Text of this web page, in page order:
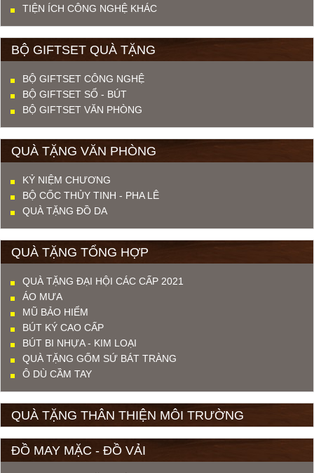
TIỆN ÍCH CÔNG NGHỆ KHÁC
BỘ GIFTSET QUÀ TẶNG
BỘ GIFTSET CÔNG NGHỆ
BỘ GIFTSET SỔ - BÚT
BỘ GIFTSET VĂN PHÒNG
QUÀ TẶNG VĂN PHÒNG
KỶ NIỆM CHƯƠNG
BỘ CỐC THỦY TINH - PHA LÊ
QUÀ TẶNG ĐỒ DA
QUÀ TẶNG TỔNG HỢP
QUÀ TẶNG ĐẠI HỘI CÁC CẤP 2021
ÁO MƯA
MŨ BẢO HIỂM
BÚT KÝ CAO CẤP
BÚT BI NHỰA - KIM LOẠI
QUÀ TẶNG GỐM SỨ BÁT TRÀNG
Ô DÙ CẦM TAY
QUÀ TẶNG THÂN THIỆN MÔI TRƯỜNG
ĐỒ MAY MẶC - ĐỒ VẢI